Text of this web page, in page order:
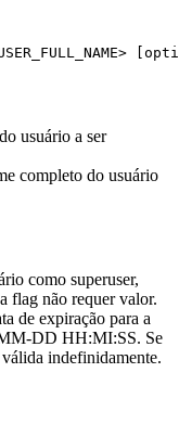
usuário a ser
completo do usuário
como superuser,
flag não requer valor.
de expiração para a
DD HH:MI:SS. Se
indefinidamente.